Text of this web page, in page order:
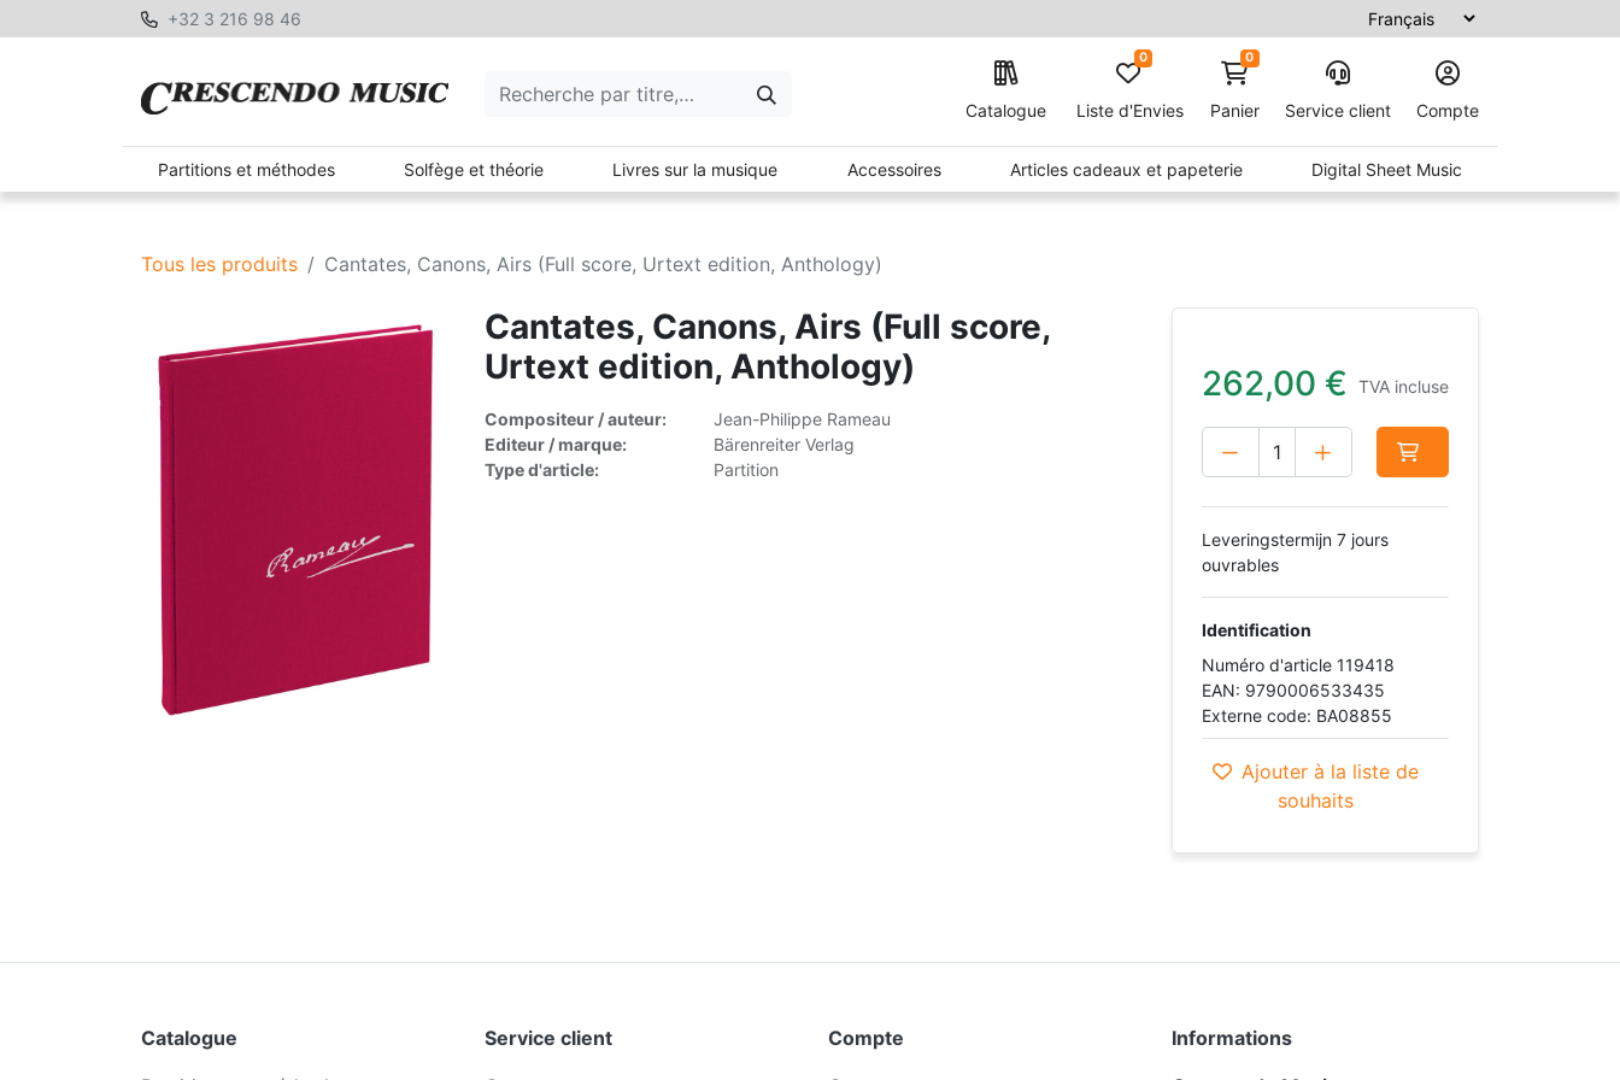
+32 3 216 98 46
Catalogue Liste d'Envies
0 0
Panier Service client Compte
Partitions et méthodes Solfège et théorie Livres sur la musique Accessoires Articles cadeaux et papeterie Digital Sheet Music
Tous les produits Cantates, Canons, Airs (Full score, Urtext edition, Anthology)
Cantates, Canons, Airs (Full score,
Urtext edition, Anthology)
Compositeur / auteur:
Jean-Philippe Rameau
Editeur / marque:
Bärenreiter Verlag
Type d'article:
Partition
262,00 € TVA incluse
Leveringstermijn 7 jours
ouvrables
Identification
Numéro d'article 119418
EAN: 9790006533435
Externe code: BA08855
Ajouter à la liste de
souhaits
Catalogue
Service client
Compte
Informations